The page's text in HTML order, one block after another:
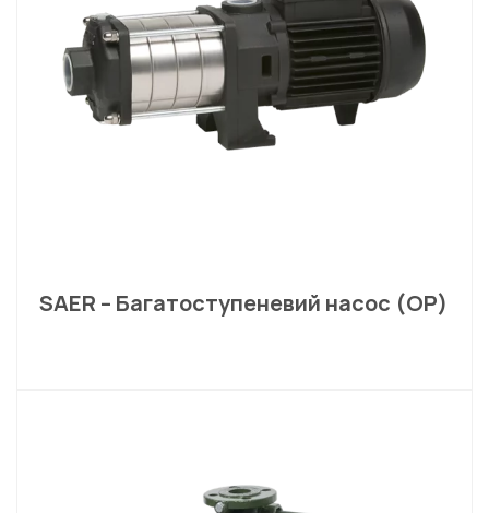
SAER – Багатоступеневий насос (OP)